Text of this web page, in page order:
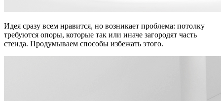
Идея сразу всем нравится, но возникает проблема: потолку
требуются опоры, которые так или иначе загородят часть
стенда. Продумываем способы избежать этого.